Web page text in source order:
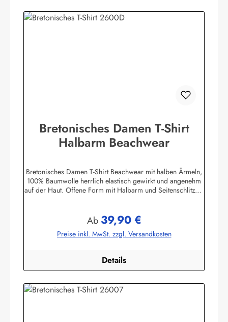
Bretonisches Damen T-Shirt
Halbarm Beachwear
Bretonisches Damen T-Shirt Beachwear mit halben Ärmeln,
100% Baumwolle herrlich elastisch gewirkt und angenehm
auf der Haut. Offene Form mit Halbarm und Seitenschlitzen.
GmbHHeglitzer Str. 1226409 Wittmundinfo@modas-
bekleidung.de
Regulärer Preis:
Ab 39,90 €
Preise inkl. MwSt. zzgl. Versandkosten
Details